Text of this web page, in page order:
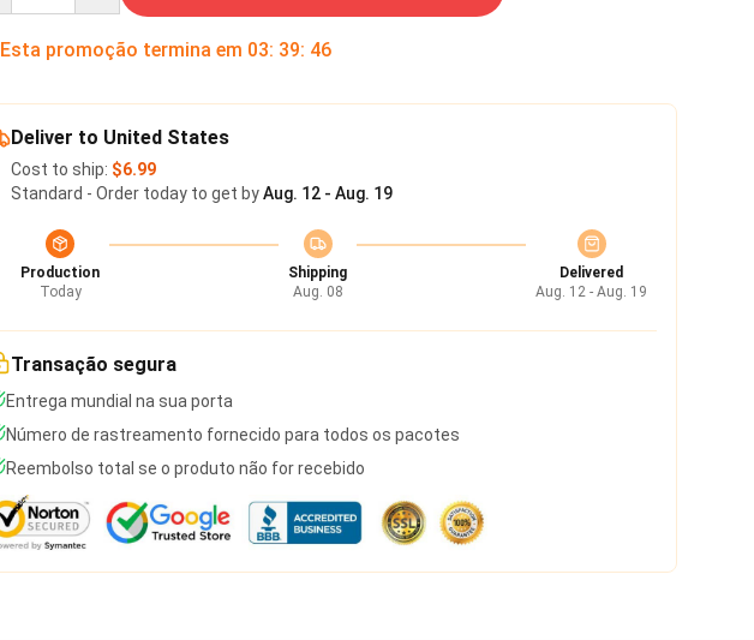
Esta promoção termina em 03: 39: 45
Deliver to United States
Cost to ship: $6.99
Standard - Order today to get byAug. 12 - Aug. 19
Production
Today
Shipping
Aug. 08
Delivered
Aug. 12 - Aug. 19
Transação segura
Entrega mundial na sua porta
Número de rastreamento fornecido para todos os pacotes
Reembolso total se o produto não for recebido